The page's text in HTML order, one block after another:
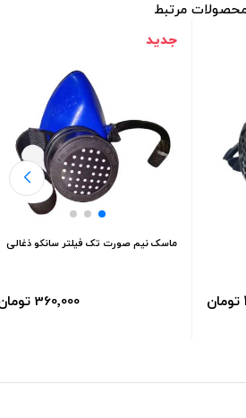
مرتبط
جدید
ماسک نیم صورت تک فیلتر سانکو ذغالی
360٬000 تومان